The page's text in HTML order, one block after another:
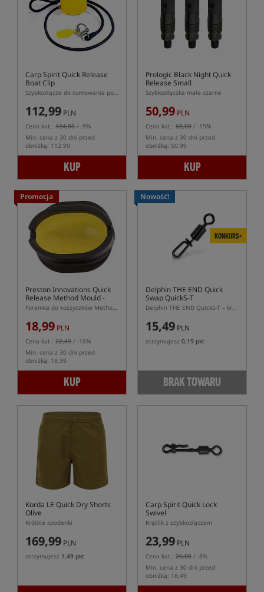
Carp Spirit Quick Release
Boat Clip
Szybkozłącze do cumowania pontonu
112,99 PLN
Cena kat.: 124,00 / -9%
Min. cena z 30 dni przed
obniżką: 112.99
KUP
Prologic Black Night Quick
Release Small
Szybkozłączka małe czarne
50,99 PLN
Cena kat.: 60,00 / -15%
Min. cena z 30 dni przed
obniżką: 50.99
KUP
Promocja
Preston Innovations Quick
Release Method Mould -
Large
Foremka do koszyczków Method Feeder marki Preston w rozmiarze Large
18,99 PLN
Cena kat.: 22,49 / -16%
Min. cena z 30 dni przed
obniżką: 18.99
KUP
Nowość!
KONKURS+
Delphin THE END Quick
Swap QuickS-T
Delphin THE END QuickS-T – krętlik karpiowy z szybkozłączką typu Gizmo
15,49 PLN
otrzymujesz 0,19 pkt
BRAK TOWARU
Korda LE Quick Dry Shorts
Olive
Krótkie spodenki
169,99 PLN
otrzymujesz 1,49 pkt
Carp Spirit Quick Lock
Swivel
Krętlik z szybkozłączem
23,99 PLN
Cena kat.: 26,00 / -8%
Min. cena z 30 dni przed
obniżką: 18.49